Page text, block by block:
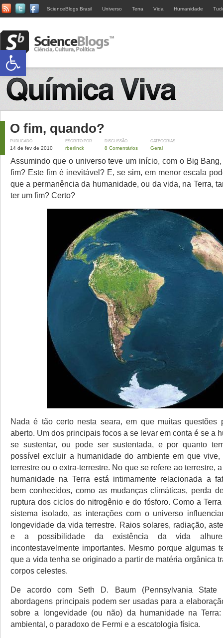
ScienceBlogs Brasil Universo Terra Vida Humanidade
O fim, quando?
PUBLICADO
14 de fev de 2010
ESCRITO POR
rberlinck
DISCUSSÃO
8 Comentários
CATEGORIAS
Geral
Assumindo que o universo teve um início, com o Big
fim? Este fim é inevitável? E, se sim, em menor escala
que a permanência da humanidade, ou da vida, na Terra,
ter um fim? Certo?
Nada é tão certo nesta seara, em que muitas questões
aberto. Um dos principais focos a se levar em conta é se a
se sustentar, ou pode ser sustentada, e por quanto
possível excluir a humanidade do ambiente em que
terrestre ou o extra-terrestre. No que se refere ao terrestre,
humanidade na Terra está intimamente relacionada a
bem conhecidos, como as mudanças climáticas, perda
ruptura dos ciclos do nitrogênio e do fósforo. Como a
sistema isolado, as interações com o universo
longevidade da vida terrestre. Raios solares, radiação,
e a possibilidade da existência da vida
incontestavelmente importantes. Mesmo porque algumas
que a vida tenha se originado a partir de matéria orgânica
corpos celestes.
De acordo com Seth D. Baum (Pennsylvania State
abordagens principais podem ser usadas para a
sobre a longevidade (ou não) da humanidade na
ambiental, o paradoxo de Fermi e a escatologia física.
Abrir a barra de ferramentas